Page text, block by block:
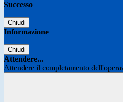
Successo
Chiudi
Informazione
Chiudi
Attendere...
Attendere il completamento